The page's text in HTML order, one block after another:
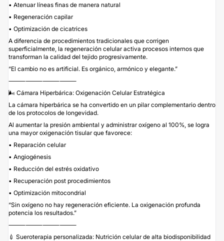
• Atenuar líneas finas de manera natural
• Regeneración capilar
• Optimización de cicatrices
A diferencia de procedimientos tradicionales que corrigen
superficialmente, la regeneración celular activa procesos internos que
transforman la calidad del tejido progresivamente.
“El cambio no es artificial. Es orgánico, armónico y elegante.”
⸻⸻⸻⸻
🌬 Cámara Hiperbárica: Oxigenación Celular Estratégica
La cámara hiperbárica se ha convertido en un pilar complementario dentro
de los protocolos de longevidad.
Al aumentar la presión ambiental y administrar oxígeno al 100%, se logra
una mayor oxigenación tisular que favorece:
• Reparación celular
• Angiogénesis
• Reducción del estrés oxidativo
• Recuperación post procedimientos
• Optimización mitocondrial
“Sin oxígeno no hay regeneración eficiente. La oxigenación profunda
potencia los resultados.”
⸻⸻⸻⸻
💉 Sueroterapia personalizada: Nutrición celular de alta biodisponibilidad